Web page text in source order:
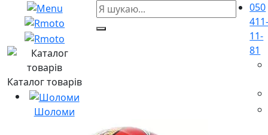
Каталог товарів
Шоломи
050
11-
81